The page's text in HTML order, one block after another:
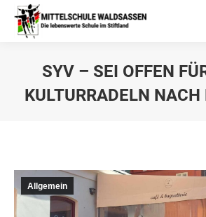
SYV – SEI OFFEN
KULTURRADELN NACH
Allgemein